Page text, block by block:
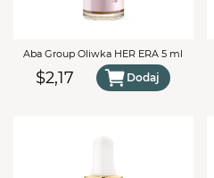
Aba Group Oliwka HER ERA 5 ml
$2,17 Dodaj